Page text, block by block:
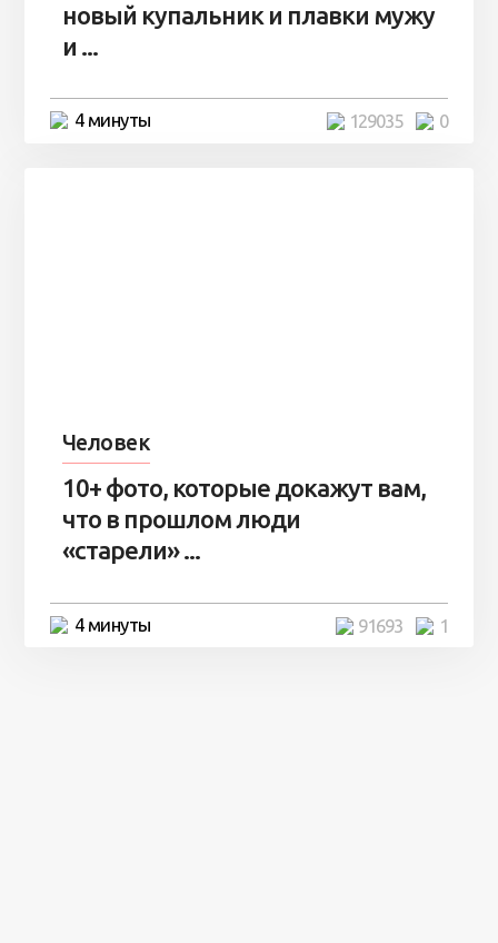
новый купальник и плавки мужу
и ...
4 минуты 0
129035
Человек
10+ фото, которые докажут вам,
что в прошлом люди
«старели» ...
4 минуты 1
91693